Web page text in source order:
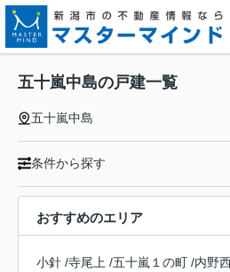
五十嵐中島の戸建一覧
五十嵐中島
条件から探す
おすすめのエリア
小針 /寺尾上 /五十嵐１の町 /内野